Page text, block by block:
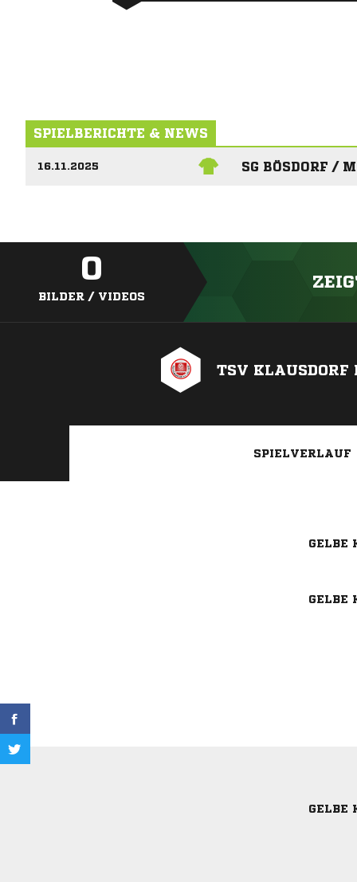
SPIELBERICHTE & NEWS
16.11.2025 SG BÖSDORF /
0
BILDER / VIDEOS
TSV
SPIELVERLAUF
GELBE
GELBE
GELBE